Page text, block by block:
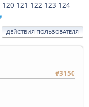
120 121 122 123 124
ДЕЙСТВИЯ ПОЛЬЗОВАТЕЛЯ
#3150